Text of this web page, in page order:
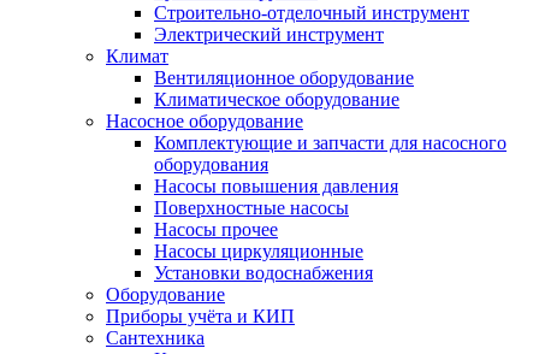
Строительно-отделочный инструмент
Электрический инструмент
Климат
Вентиляционное оборудование
Климатическое оборудование
Насосное оборудование
Комплектующие и запчасти для насосного
оборудования
Насосы повышения давления
Поверхностные насосы
Насосы прочее
Насосы циркуляционные
Установки водоснабжения
Оборудование
Приборы учёта и КИП
Сантехника